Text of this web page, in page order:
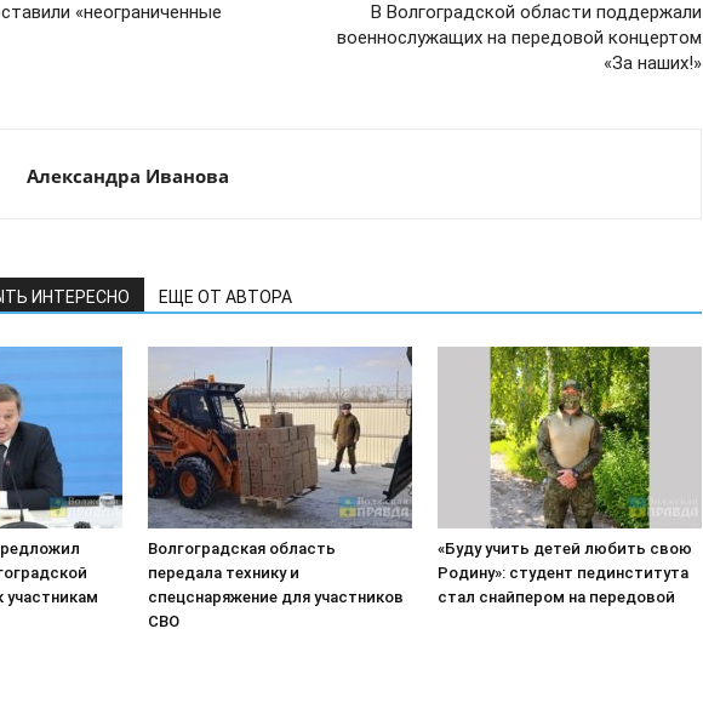
«неограниченные
В Волгоградской области поддержали
военнослужащих на передовой концертом
«За наших!»
Александра Иванова
ИНТЕРЕСНО ЕЩЕ ОТ АВТОРА
участникам
Волгоградская область
передала технику и
спецснаряжение для участников
СВО
«Буду учить детей любить свою
Родину»: студент пединститута
стал снайпером на передовой